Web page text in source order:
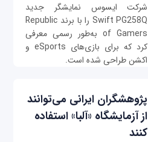
شرکت ایسوس نمایشگر جدید
Swift PG258Q را با برند Republic
of Gamers به‌طور رسمی معرفی
کرد که برای بازی‌های eSports و
اکشن طراحی شده‌ است.
پژوهشگران ایرانی می‌توانند
از آزمایشگاه «آلبا» استفاده
کنند